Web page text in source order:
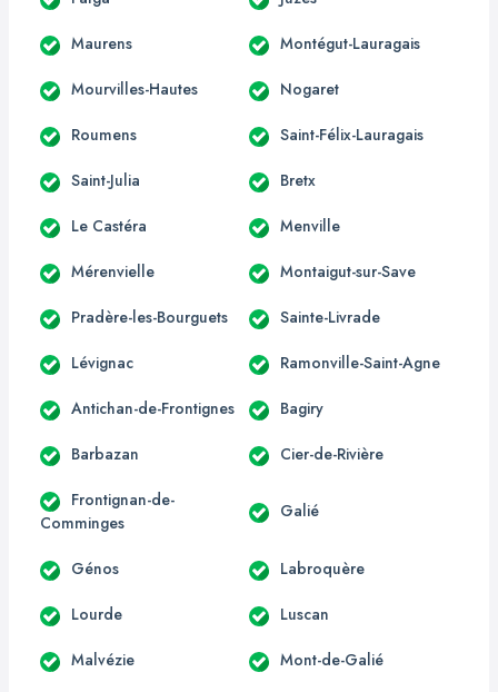
Maurens Montégut-Lauragais
Mourvilles-Hautes Nogaret
Roumens Saint-Félix-Lauragais
Saint-Julia Bretx
Le Castéra Menville
Mérenvielle Montaigut-sur-Save
Pradère-les-Bourguets Sainte-Livrade
Lévignac Ramonville-Saint-Agne
Antichan-de-Frontignes Bagiry
Barbazan Cier-de-Rivière
Frontignan-de-
Comminges
Galié
Génos Labroquère
Lourde Luscan
Malvézie Mont-de-Galié